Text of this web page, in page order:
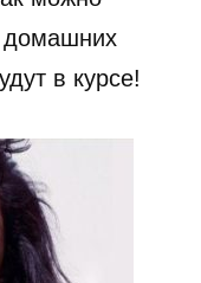
домашних
в курсе!